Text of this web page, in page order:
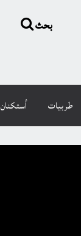
بحث
أستكنان طربيات